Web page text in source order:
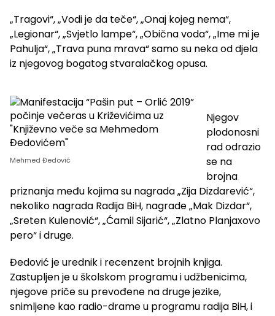
„Tragovi“, „Vodi je da teče“, „Onaj kojeg nema“,
„Legionar“, „Svjetlo lampe“, „Obična voda“, „Ime mi je
Pahulja“, „Trava puna mrava“ samo su neka od djela
iz njegovog bogatog stvaralačkog opusa.
Mehmed Đedović
Njegov
plodonosni
rad odrazio
se na
brojna
priznanja među kojima su nagrada „Zija Dizdarević“,
nekoliko nagrada Radija BiH, nagrade „Mak Dizdar“,
„Sreten Kulenović“, „Ćamil Sijarić“, „Zlatno Planjaxovo
pero“ i druge.
Đedović je urednik i recenzent brojnih knjiga.
Zastupljen je u školskom programu i udžbenicima,
njegove priče su prevođene na druge jezike,
snimljene kao radio-drame u programu radija BiH, i